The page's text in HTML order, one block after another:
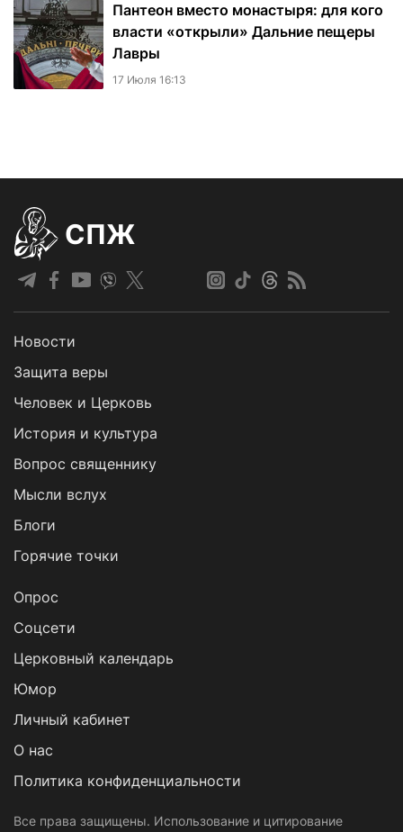
Пантеон вместо монастыря: для кого
власти «открыли» Дальние пещеры
Лавры
17 Июля 16:13
СПЖ
Новости
Защита веры
Человек и Церковь
История и культура
Вопрос священнику
Мысли вслух
Блоги
Горячие точки
Опрос
Cоцсети
Церковный календарь
Юмор
Личный кабинет
О нас
Политика конфиденциальности
Все права защищены. Использование и цитирование